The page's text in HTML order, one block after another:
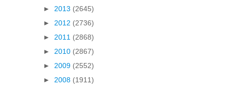
► 2013 (2645)
► 2012 (2736)
► 2011 (2868)
► 2010 (2867)
► 2009 (2552)
► 2008 (1911)